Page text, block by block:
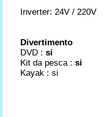
Inverter: 24V / 220V
Divertimento
DVD : si
Kit da pesca : si
Kayak : si